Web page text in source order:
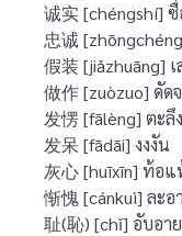
诚实 [chéngshí]
忠诚
假装 [jiǎzhuāng] เ
做作 [zuòzuo] ดัด
发愣 [fālèng] ตะลึ
发呆 [fādāi] งงงัน
灰心 [huīxīn] ท้อแ
惭愧 [cánkuì] ละอ
耻(恥) [chǐ] อับอาย